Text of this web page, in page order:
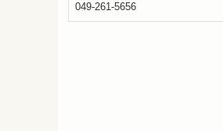
049-261-5656